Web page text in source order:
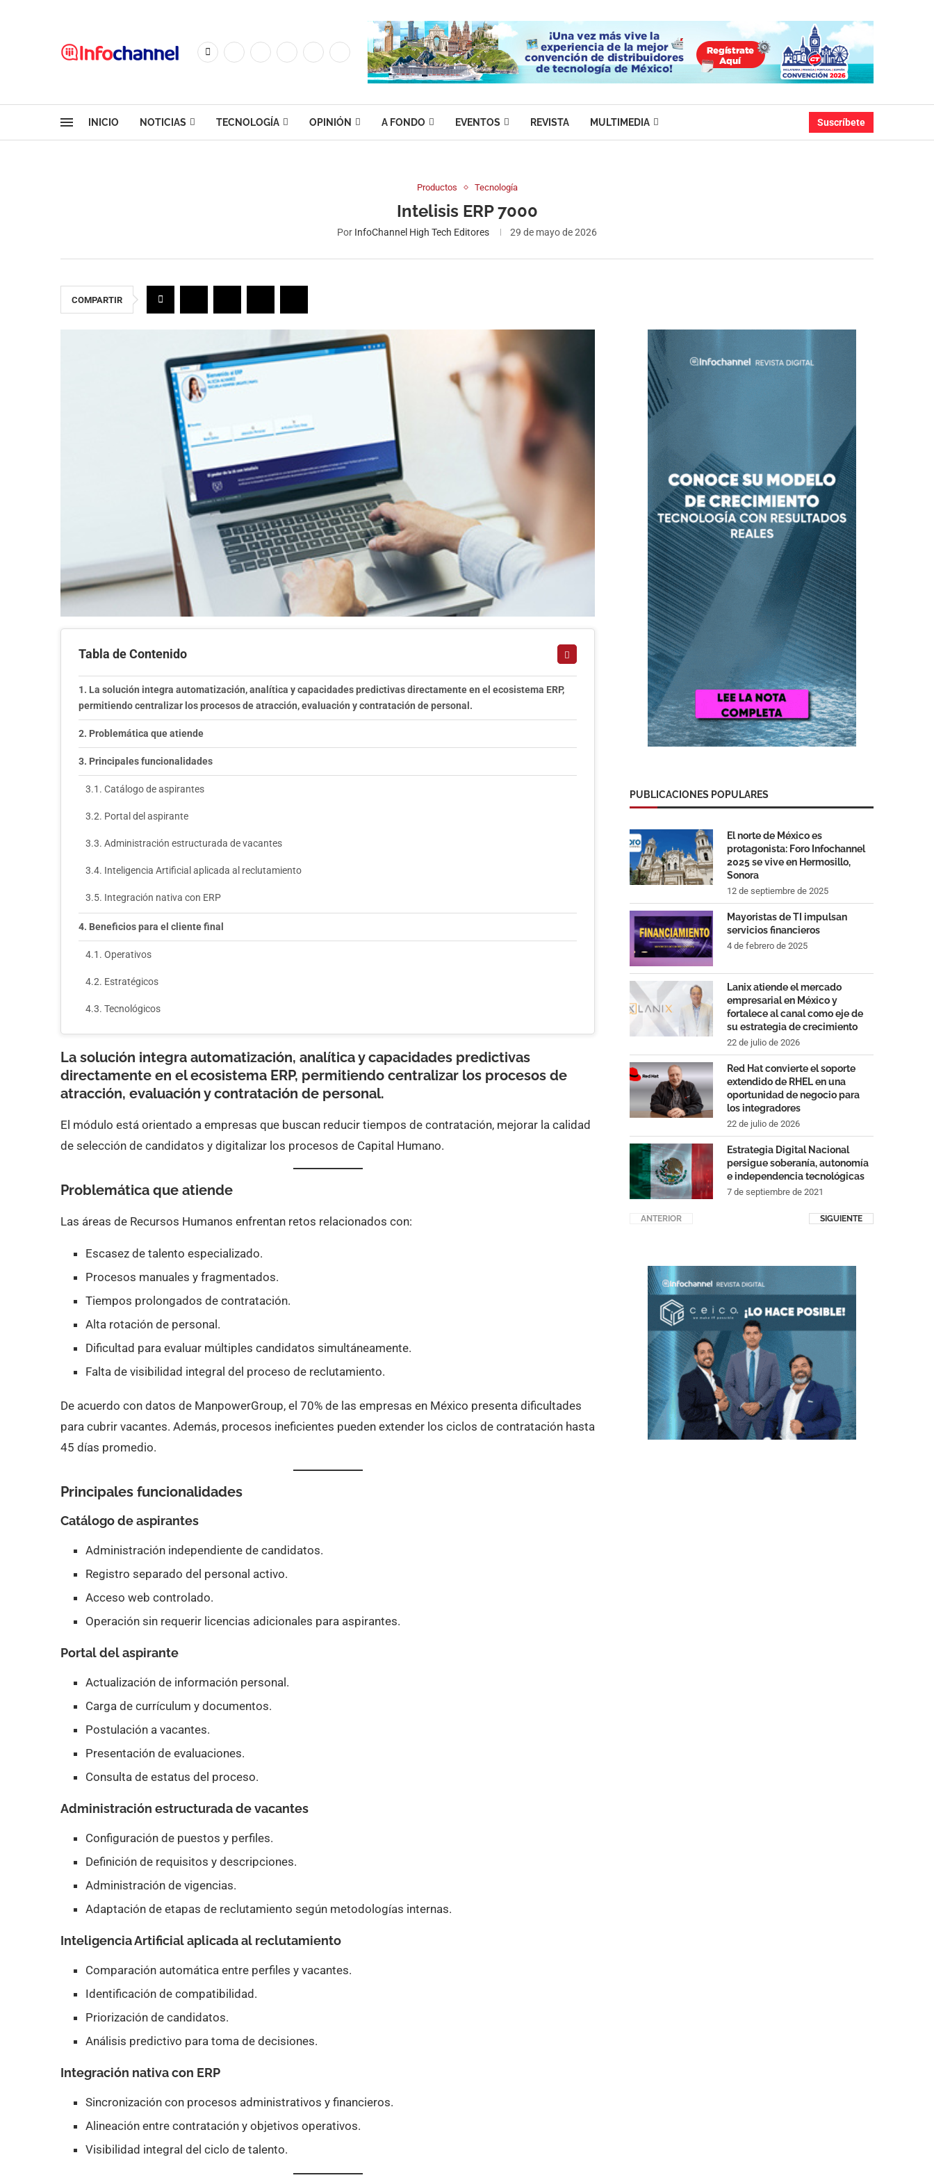
INICIO NOTICIAS TECNOLOGÍA OPINIÓN A FONDO EVENTOS REVISTA MULTIMEDIA Suscríbete
Productos Tecnología
Intelisis ERP 7000
Por InfoChannel High Tech Editores 29 de mayo de 2026
COMPARTIR
Tabla de Contenido
La solución integra automatización, analítica y capacidades predictivas directamente en el ecosistema ERP,
permitiendo centralizar los procesos de atracción, evaluación y contratación de personal.
Problemática que atiende
Principales funcionalidades
Catálogo de aspirantes
Portal del aspirante
Administración estructurada de vacantes
Inteligencia Artificial aplicada al reclutamiento
Integración nativa con ERP
Beneficios para el cliente final
Operativos
Estratégicos
Tecnológicos
Oportunidades para integradores
Servicios de valor agregado
Sectores con potencial
Propuesta comercial
Diferenciadores competitivos
La solución integra automatización, analítica y capacidades predictivas
directamente en el ecosistema ERP, permitiendo centralizar los procesos de
atracción, evaluación y contratación de personal.
El módulo está orientado a empresas que buscan reducir tiempos de contratación, mejorar la calidad
de selección de candidatos y digitalizar los procesos de Capital Humano.
Problemática que atiende
Las áreas de Recursos Humanos enfrentan retos relacionados con:
Escasez de talento especializado.
Procesos manuales y fragmentados.
Tiempos prolongados de contratación.
Alta rotación de personal.
Dificultad para evaluar múltiples candidatos simultáneamente.
Falta de visibilidad integral del proceso de reclutamiento.
De acuerdo con datos de ManpowerGroup, el 70% de las empresas en México presenta dificultades
para cubrir vacantes. Además, procesos ineficientes pueden extender los ciclos de contratación hasta
45 días promedio.
Principales funcionalidades
Catálogo de aspirantes
Administración independiente de candidatos.
Registro separado del personal activo.
Acceso web controlado.
Operación sin requerir licencias adicionales para aspirantes.
Portal del aspirante
Actualización de información personal.
Carga de currículum y documentos.
Postulación a vacantes.
Presentación de evaluaciones.
Consulta de estatus del proceso.
Administración estructurada de vacantes
Configuración de puestos y perfiles.
Definición de requisitos y descripciones.
Administración de vigencias.
Adaptación de etapas de reclutamiento según metodologías internas.
Inteligencia Artificial aplicada al reclutamiento
Comparación automática entre perfiles y vacantes.
Identificación de compatibilidad.
Priorización de candidatos.
Análisis predictivo para toma de decisiones.
Integración nativa con ERP
Sincronización con procesos administrativos y financieros.
Alineación entre contratación y objetivos operativos.
Visibilidad integral del ciclo de talento.
PUBLICACIONES POPULARES
El norte de México es
protagonista: Foro Infochannel
2025 se vive en Hermosillo,
Sonora
12 de septiembre de 2025
Mayoristas de TI impulsan
servicios financieros
4 de febrero de 2025
Lanix atiende el mercado
empresarial en México y
fortalece al canal como eje de
su estrategia de crecimiento
22 de julio de 2026
Red Hat convierte el soporte
extendido de RHEL en una
oportunidad de negocio para
los integradores
22 de julio de 2026
Estrategia Digital Nacional
persigue soberanía, autonomía
e independencia tecnológicas
7 de septiembre de 2021
ANTERIOR SIGUIENTE